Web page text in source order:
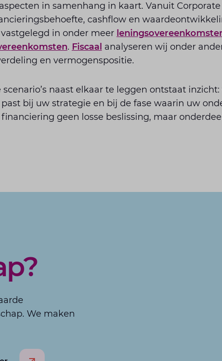
in samenhang in kaart. Vanuit
cashflow en
in onder meer
. Fiscaal analyseren wij onder
en vermogenspositie.
naast elkaar te leggen ontstaat
bij uw strategie en bij de fase waarin uw
geen losse beslissing, maar
We maken